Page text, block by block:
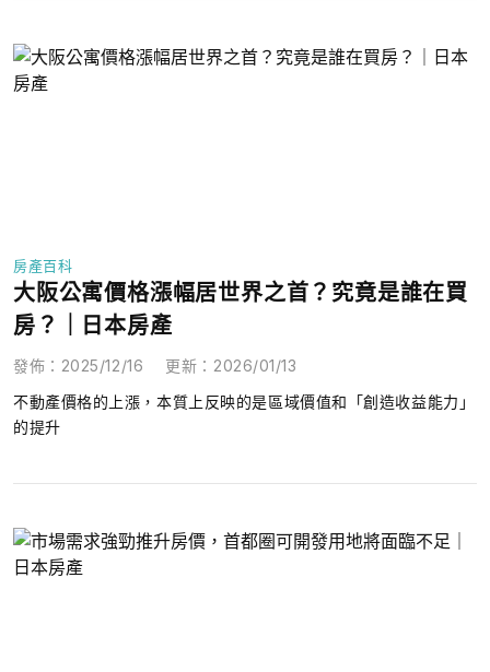
房產百科
大阪公寓價格漲幅居世界之首？究竟是誰在買
房？｜日本房產
發佈 ： 2025/12/16 更新 ： 2026/01/13
不動產價格的上漲，本質上反映的是區域價值和「創造收益能力」
的提升